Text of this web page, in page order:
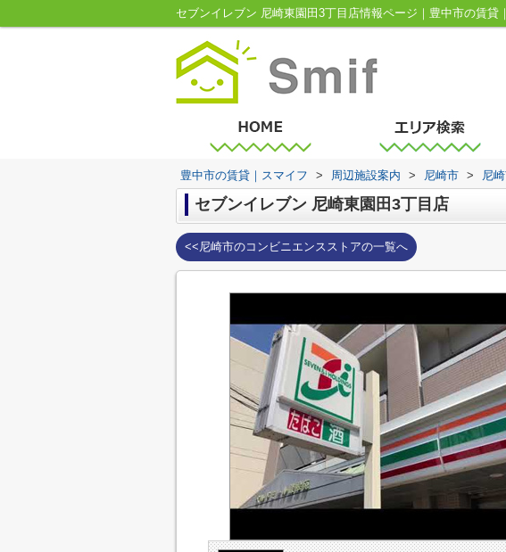
セブンイレブン 尼崎東園田3丁目店情報ページ｜豊中市の賃貸
豊中市の賃貸｜スマイフ > 周辺施設案内 > 尼崎市 > 尼
セブンイレブン 尼崎東園田3丁目店
<<尼崎市のコンビニエンスストアの一覧へ